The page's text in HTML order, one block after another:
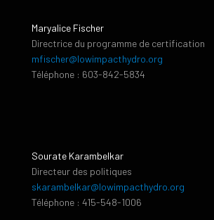
Maryalice Fischer
Directrice du programme de certification
mfischer@lowimpacthydro.org
Téléphone : 603-842-5834
Sourate Karambelkar
Directeur des politiques
skarambelkar@lowimpacthydro.org
Téléphone : 415-548-1006